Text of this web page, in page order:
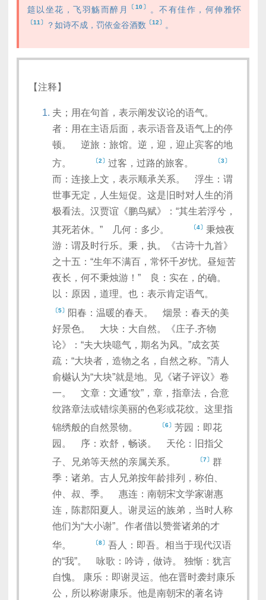
筵以坐花，飞羽觞而醉月
〔10〕 。不有佳作，何伸雅怀
〔11〕 ？如诗不成，罚依金谷酒数 〔12〕 。
【注释】
夫；用在句首，表示阐发议论的语气。
者：用在主语后面，表示语音及语气上的停
顿。 逆旅：旅馆。逆，迎，迎止宾客的地
方。
〔2〕 过客，过路的旅客。 〔3〕
而：连接上文，表示顺承关系。 浮生：谓
世事无定，人生短促。这是旧时对人生的消
极看法。汉贾谊《鹏鸟赋》：“其生若浮兮，
其死若休。” 几何：多少。
〔4〕 秉烛夜
游：谓及时行乐。秉，执。《古诗十九首》
之十五：“生年不满百，常怀千岁忧。昼短苦
夜长，何不秉烛游！” 良：实在，的确。
以：原因，道理。也：表示肯定语气。
〔5〕
阳春：温暖的春天。 烟景：春天的美
好景色。 大块：大自然。《庄子.齐物
论》：“夫大块噫气，期名为风。”成玄英
疏：“大块者，造物之名，自然之称。”清人
俞樾认为“大块”就是地。见《诸子评议》卷
一。 文章：文通“纹”，章，指章法，合意
纹路章法或错综美丽的色彩或花纹。这里指
锦绣般的自然景物。
〔6〕 芳园：即花
园。 序：欢舒，畅谈。 天伦：旧指父
子、兄弟等天然的亲属关系。
〔7〕 群
季：诸弟。古人兄弟按年龄排列，称伯、
仲、叔、季。 惠连：南朝宋文学家谢惠
连，陈郡阳夏人。谢灵运的族弟，当时人称
他们为“大小谢”。作者借以赞誉诸弟的才
华。
〔8〕 吾人：即吾。相当于现代汉语
的“我”。 咏歌：吟诗，做诗。 独惭：犹言
自愧。 康乐：即谢灵运。他在晋时袭封康乐
公，所以称谢康乐。他是南朝宋的著名诗